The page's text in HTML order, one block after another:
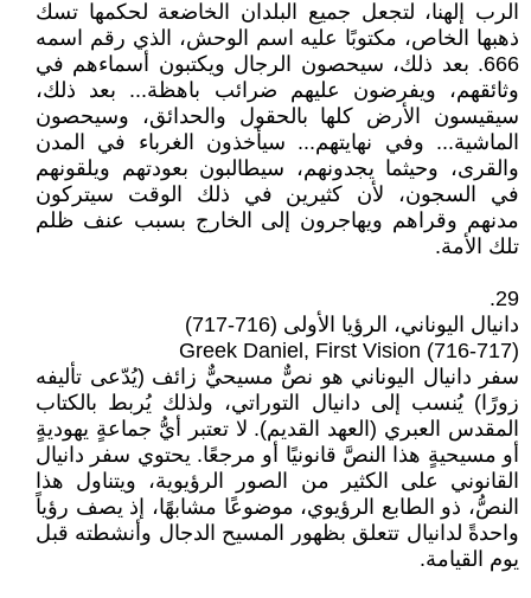
الرب إلهنا، لتجعل جميع البلدان الخاضعة لحكمها تسك
ذهبها الخاص، مكتوبًا عليه اسم الوحش، الذي رقم اسمه
666. بعد ذلك، سيحصون الرجال ويكتبون أسماءهم في
وثائقهم، ويفرضون عليهم ضرائب باهظة... بعد ذلك،
سيقيسون الأرض كلها بالحقول والحدائق، وسيحصون
الماشية... وفي نهايتهم... سيأخذون الغرباء في المدن
والقرى، وحيثما يجدونهم، سيطالبون بعودتهم ويلقونهم
في السجون، لأن كثيرين في ذلك الوقت سيتركون
مدنهم وقراهم ويهاجرون إلى الخارج بسبب عنف ظلم
تلك الأمة.
29.
دانيال اليوناني، الرؤيا الأولى (716-717)
Greek Daniel, First Vision (716-717)
سفر دانيال اليوناني هو نصٌّ مسيحيٌّ زائف (يُدّعى تأليفه
زورًا) يُنسب إلى دانيال التوراتي، ولذلك يُربط بالكتاب
المقدس العبري (العهد القديم). لا تعتبر أيُّ جماعةٍ يهوديةٍ
أو مسيحيةٍ هذا النصَّ قانونيًا أو مرجعًا. يحتوي سفر دانيال
القانوني على الكثير من الصور الرؤيوية، ويتناول هذا
النصُّ، ذو الطابع الرؤيوي، موضوعًا مشابهًا، إذ يصف رؤياً
واحدةً لدانيال تتعلق بظهور المسيح الدجال وأنشطته قبل
يوم القيامة.